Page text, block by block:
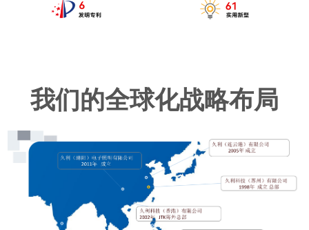
我们的全球化战略布局